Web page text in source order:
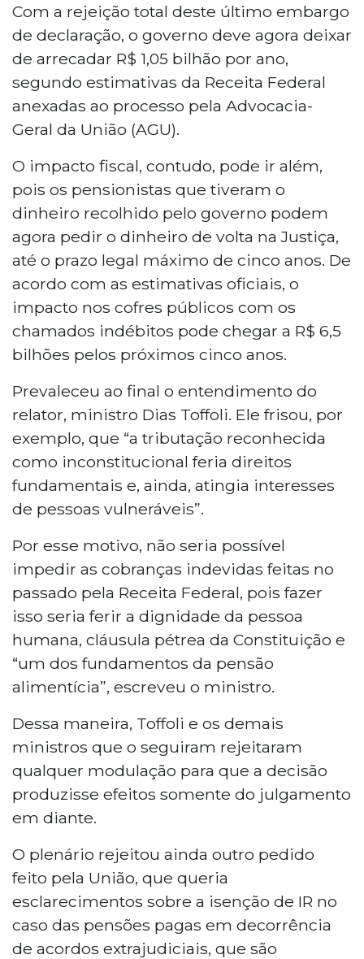
Com a rejeição total deste último embargo
de declaração, o governo deve agora deixar
de arrecadar R$ 1,05 bilhão por ano,
segundo estimativas da Receita Federal
anexadas ao processo pela Advocacia-
Geral da União (AGU).
O impacto fiscal, contudo, pode ir além,
pois os pensionistas que tiveram o
dinheiro recolhido pelo governo podem
agora pedir o dinheiro de volta na Justiça,
até o prazo legal máximo de cinco anos. De
acordo com as estimativas oficiais, o
impacto nos cofres públicos com os
chamados indébitos pode chegar a R$ 6,5
bilhões pelos próximos cinco anos.
Prevaleceu ao final o entendimento do
relator, ministro Dias Toffoli. Ele frisou, por
exemplo, que “a tributação reconhecida
como inconstitucional feria direitos
fundamentais e, ainda, atingia interesses
de pessoas vulneráveis”.
Por esse motivo, não seria possível
impedir as cobranças indevidas feitas no
passado pela Receita Federal, pois fazer
isso seria ferir a dignidade da pessoa
humana, cláusula pétrea da Constituição e
“um dos fundamentos da pensão
alimentícia”, escreveu o ministro.
Dessa maneira, Toffoli e os demais
ministros que o seguiram rejeitaram
qualquer modulação para que a decisão
produzisse efeitos somente do julgamento
em diante.
O plenário rejeitou ainda outro pedido
feito pela União, que queria
esclarecimentos sobre a isenção de IR no
caso das pensões pagas em decorrência
de acordos extrajudiciais, que são